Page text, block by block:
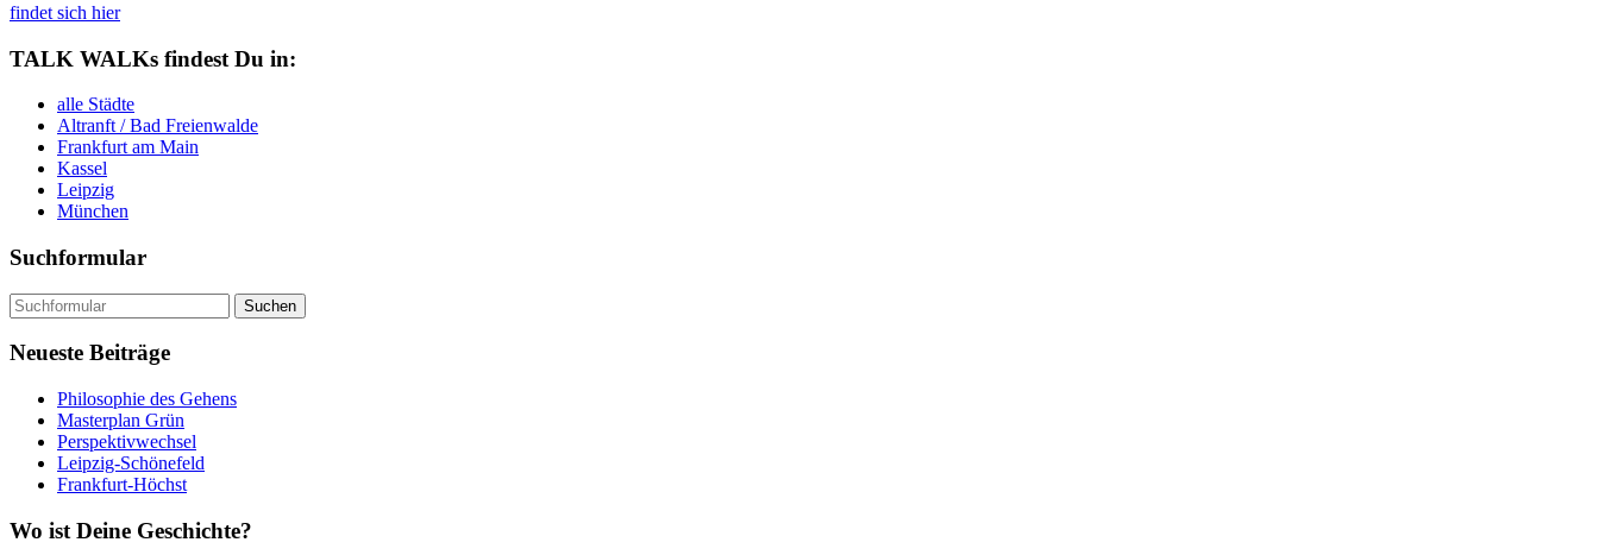
findet sich hier
TALK WALKs findest Du in:
alle Städte
Altranft / Bad Freienwalde
Frankfurt am Main
Kassel
Leipzig
München
Suchformular
Suchen
nach:
Neueste Beiträge
Philosophie des Gehens
Masterplan Grün
Perspektivwechsel
Leipzig-Schönefeld
Frankfurt-Höchst
Wo ist Deine Geschichte?